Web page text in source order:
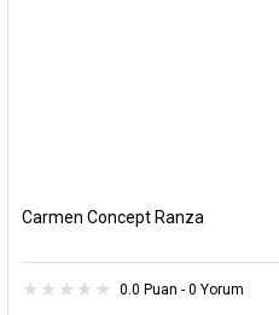
Carmen Concept Ranza
0.0 Puan - 0 Yorum